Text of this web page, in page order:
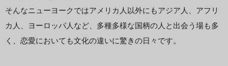
そんなニューヨークではアメリカ人以外にもアジア人、アフリ
カ人、ヨーロッパ人など、多種多様な国柄の人と出会う場も多
く、恋愛においても文化の違いに驚きの日々です。